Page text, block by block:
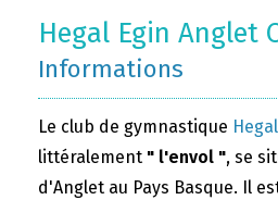
Hegal Egin Anglet
Informations
Le club de gymnastique
littéralement " l'envol ", se
d'Anglet au Pays Basque. Il